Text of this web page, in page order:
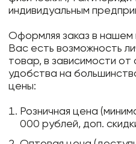
индивидуальным
Оформляя заказ в нашем
Вас есть возможность
товар, в зависимости
удобства на
цены:
Розничная цена
000 рублей, доп.